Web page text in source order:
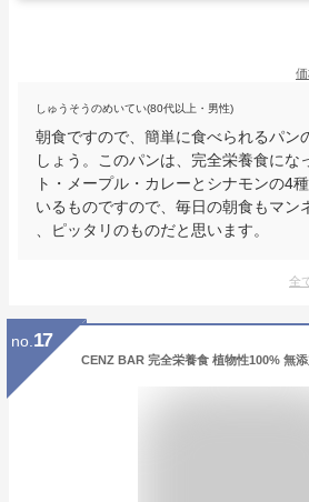
しゅうそうのめいてい(80代以上・男性)
朝食ですので、簡単に食べられるパン
しょう。このパンは、完全栄養食にな
ト・メープル・カレーとシナモンの4
いるものですので、毎日の朝食もマン
、ピッタリのものだと思います。
全
no. 17